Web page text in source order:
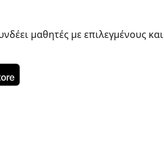
μαθητές με επιλεγμένους